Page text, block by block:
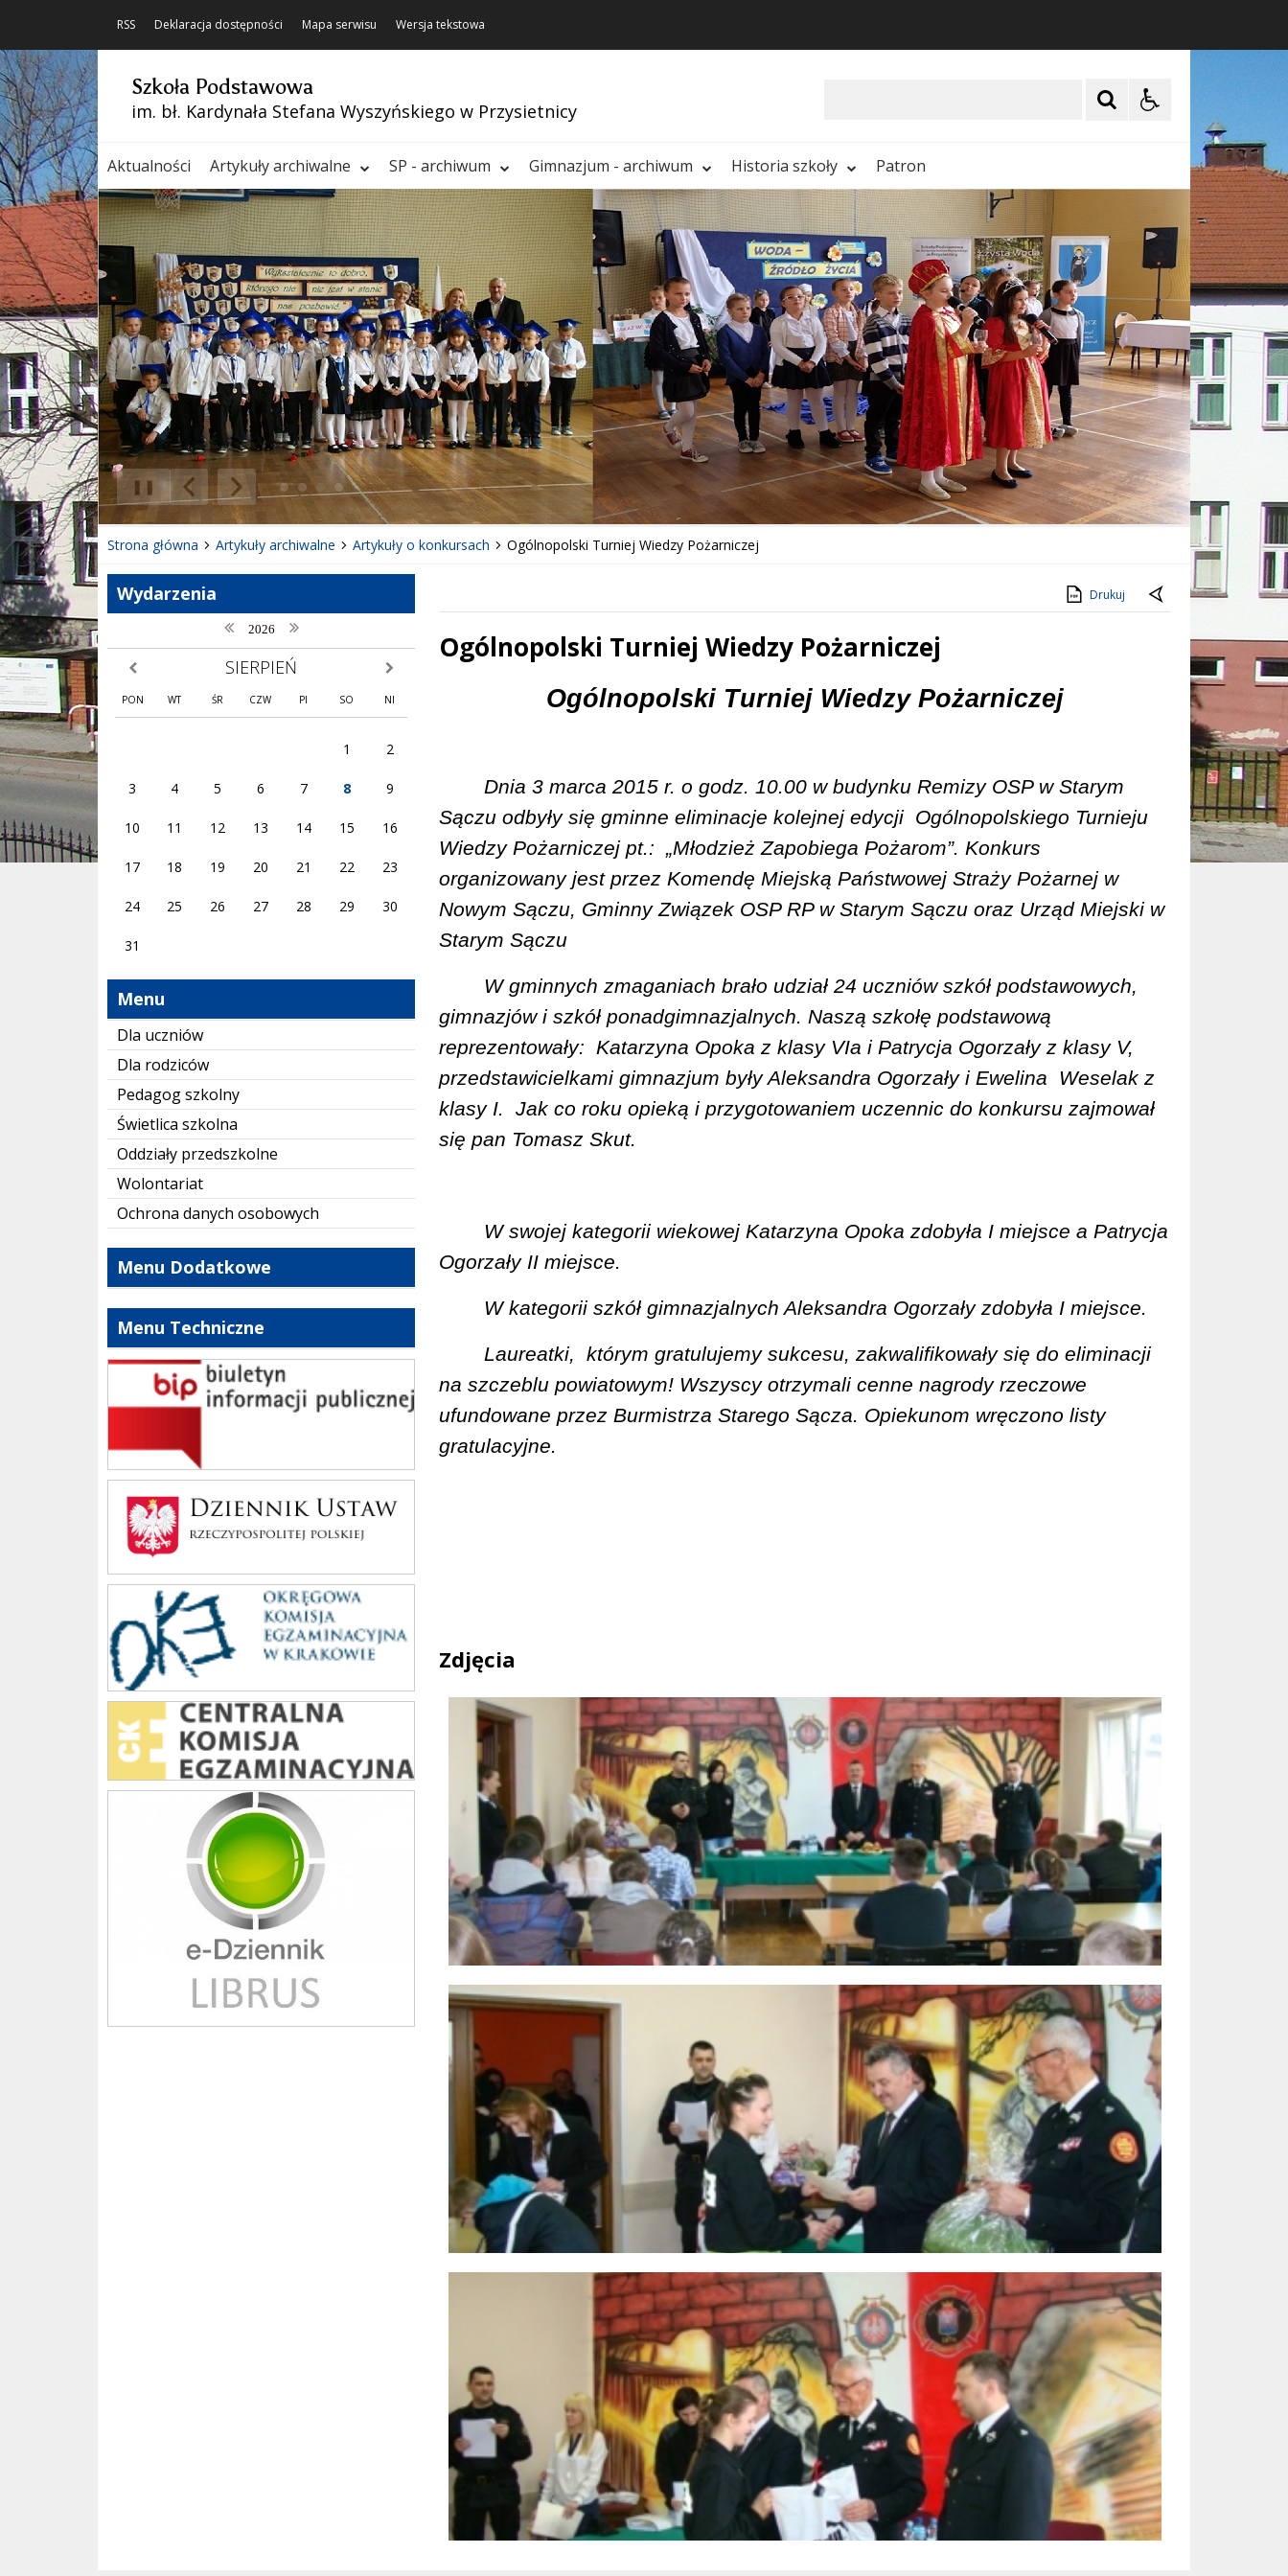
RSS Deklaracja dostępności Mapa serwisu Wersja tekstowa
Szkoła Podstawowa
im. bł. Kardynała Stefana Wyszyńskiego w Przysietnicy
Aktualności Artykuły archiwalne SP - archiwum Gimnazjum - archiwum Historia szkoły Patron
Poprzedni Element
Następny Element
❚❚
Strona główna Artykuły archiwalne Artykuły o konkursach Ogólnopolski Turniej Wiedzy Pożarniczej
Wydarzenia
poprzedni rok
2026 następny rok
poprzedni miesiąc SIERPIEŃ następny miesiąc
PON WT ŚR CZW PI SO NI
1 2
3 4 5 6 7 8 9
10 11 12 13 14 15 16
17 18 19 20 21 22 23
24 25 26 27 28 29 30
31
Menu
Dla uczniów
Dla rodziców
Pedagog szkolny
Świetlica szkolna
Oddziały przedszkolne
Wolontariat
Ochrona danych osobowych
Menu Dodatkowe
Menu Techniczne
bip szkoły
Dziennik Polski
oke_krakow
cke
Librus szkoła
Drukuj
Ogólnopolski Turniej Wiedzy Pożarniczej
Ogólnopolski Turniej Wiedzy Pożarniczej
Dnia 3 marca 2015 r. o godz. 10.00 w budynku Remizy OSP w Starym
Sączu odbyły się gminne eliminacje kolejnej edycji Ogólnopolskiego Turnieju
Wiedzy Pożarniczej pt.: „Młodzież Zapobiega Pożarom”. Konkurs
organizowany jest przez Komendę Miejską Państwowej Straży Pożarnej w
Nowym Sączu, Gminny Związek OSP RP w Starym Sączu oraz Urząd Miejski w
Starym Sączu
W gminnych zmaganiach brało udział 24 uczniów szkół podstawowych,
gimnazjów i szkół ponadgimnazjalnych. Naszą szkołę podstawową
reprezentowały: Katarzyna Opoka z klasy VIa i Patrycja Ogorzały z klasy V,
przedstawicielkami gimnazjum były Aleksandra Ogorzały i Ewelina Weselak z
klasy I. Jak co roku opieką i przygotowaniem uczennic do konkursu zajmował
się pan Tomasz Skut.
W swojej kategorii wiekowej Katarzyna Opoka zdobyła I miejsce a Patrycja
Ogorzały II miejsce.
W kategorii szkół gimnazjalnych Aleksandra Ogorzały zdobyła I miejsce.
Laureatki, którym gratulujemy sukcesu, zakwalifikowały się do eliminacji
na szczeblu powiatowym! Wszyscy otrzymali cenne nagrody rzeczowe
ufundowane przez Burmistrza Starego Sącza. Opiekunom wręczono listy
gratulacyjne.
Zdjęcia